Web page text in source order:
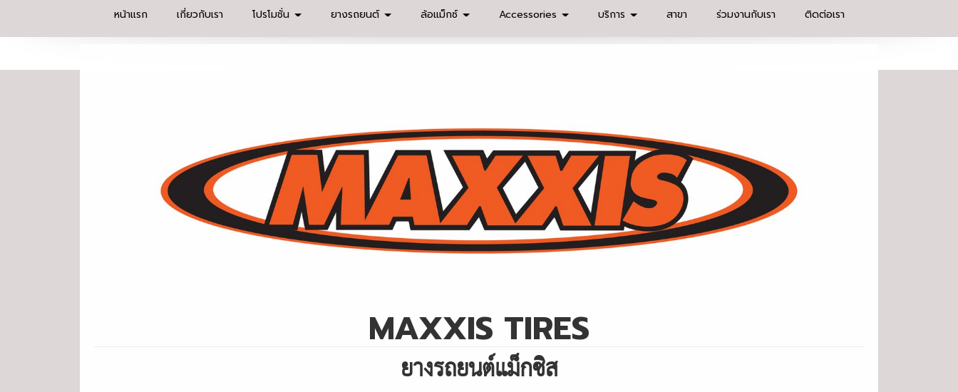
หน้าแรก เกี่ยวกับเรา โปรโมชั่น ยางรถยนต์ ล้อแม็กซ์ Accessories บริการ สาขา ร่วมงานกับเรา ติดต่อเรา
MAXXIS TIRES
ยางรถยนต์แม็กซิส